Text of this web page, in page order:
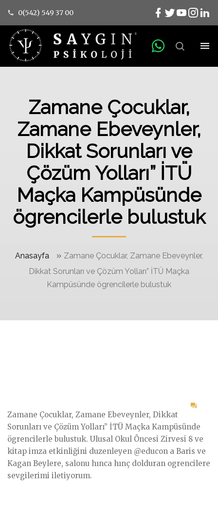
0(542) 549 37 00
Zamane Çocuklar,
Zamane Ebeveynler,
Dikkat Sorunları ve
Çözüm Yolları” İTÜ
Maçka Kampüsünde
ögrencilerle bulustuk
Anasayfa » Zamane Çocuklar, Zamane Ebeveynler,
Dikkat Sorunları ve Çözüm Yolları” İTÜ Maçka
Kampüsünde ögrencilerle bulustuk
Zamane Çocuklar, Zamane Ebeveynler, Dikkat
Sorunları ve Çözüm Yolları” İTÜ Maçka Kampüsünde
ögrencilerle bulustuk. Ulusal Okul Öncesi Zirvesi 8 ve
kitap imza etkinliğini duzenleyen @educon a Baris ve
Kagan Beylere, salonu hınca hınç dolduran ogrencilere
sevgilerimi iletiyorum.